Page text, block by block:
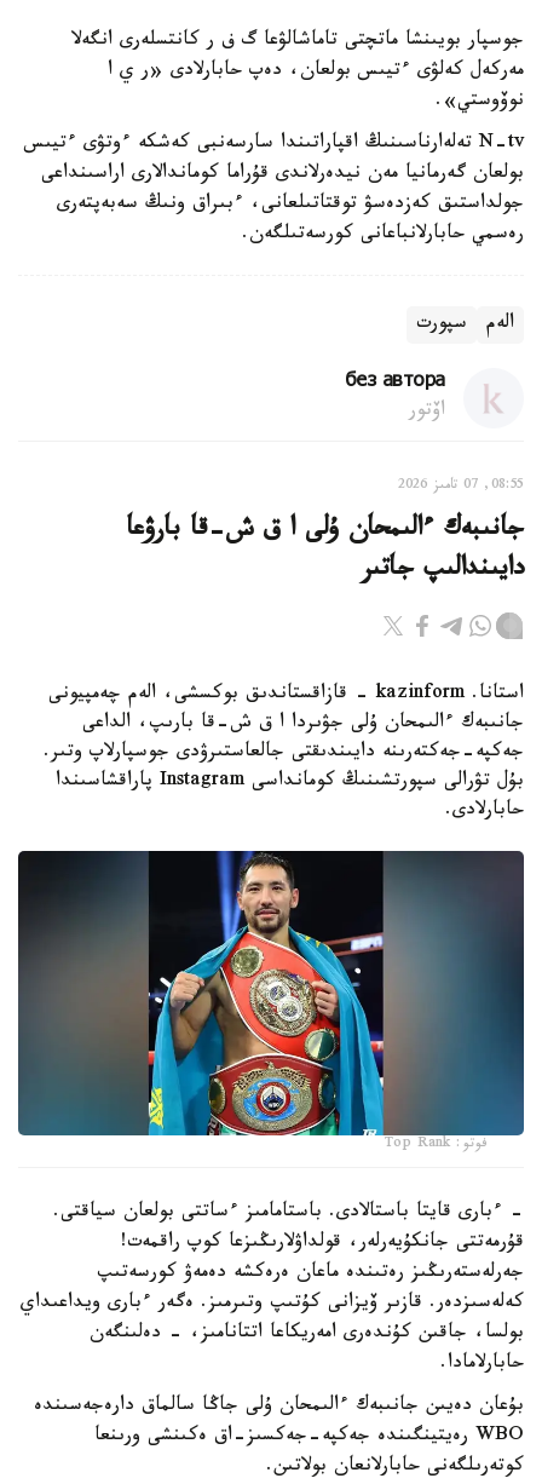
جوسپار بويىنشا ماتچتى تاماشالۋعا گ ف ر كانتسلەرى انگەلا
مەركەل كەلۋى ءتيىس بولعان، دەپ حابارلادى «ر ي ا
نوۆوستي».
N-tv تەلەارناسىنىڭ اقپاراتىندا سارسەنبى كەشكە ءوتۋى ءتيىس
بولعان گەرمانيا مەن نيدەرلاندى قۇراما كوماندالارى اراسىنداعى
جولداستىق كەزدەسۋ توقتاتىلعانى، ءبىراق ونىڭ سەبەپتەرى
رەسمي حابارلانباعانى كورسەتىلگەن.
الەم سپورت
без автора
اۆتور
08:55, 07 تامىز 2026
جانىبەك ءالىمحان ۇلى ا ق ش-قا بارۋعا
دايىندالىپ جاتىر
استانا. kazinform - قازاقستاندىق بوكسشى، الەم چەمپيونى
جانىبەك ءالىمحان ۇلى جۋىردا ا ق ش-قا بارىپ، الداعى
جەكپە-جەكتەرىنە دايىندىقتى جالعاستىرۋدى جوسپارلاپ وتىر.
بۇل تۋرالى سپورتشىنىڭ كومانداسى Instagram پاراقشاسىندا
حابارلادى.
فوتو: Top Rank
- ءبارى قايتا باستالادى. باستامامىز ءساتتى بولعان سياقتى.
قۇرمەتتى جانكۇيەرلەر، قولداۋلارىڭىزعا كوپ راقمەت!
جەرلەستەرىڭىز رەتىندە ماعان ەرەكشە دەمەۋ كورسەتىپ
كەلەسىزدەر. قازىر ۆيزانى كۇتىپ وتىرمىز. ەگەر ءبارى ويداعىداي
بولسا، جاقىن كۇندەرى امەريكاعا اتتانامىز، - دەلىنگەن
حابارلامادا.
بۇعان دەيىن جانىبەك ءالىمحان ۇلى جاڭا سالماق دارەجەسىندە
WBO رەيتينگىندە جەكپە-جەكسىز-اق ەكىنشى ورىنعا
كوتەرىلگەنى حابارلانعان بولاتىن.